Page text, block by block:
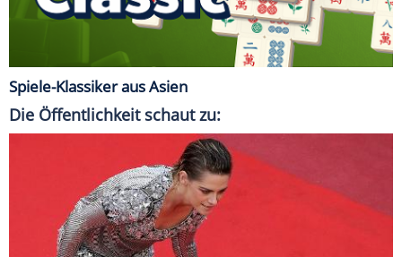
Spiele-Klassiker aus Asien
Die Öffentlichkeit schaut zu: